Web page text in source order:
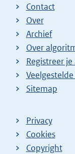
Contact
Over
Archief
Over
Registreer
Sitemap
Privacy
Cookies
Copyright